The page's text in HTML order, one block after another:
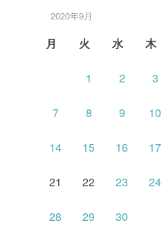
2020年9月
月 火 水 木
1 2 3
7 8 9 10
14 15 16 17
21 22 23 24
28 29 30